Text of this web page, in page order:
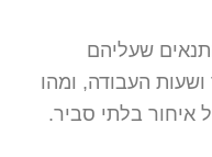
שעליהם
העבודה, ומהו
איחור בלתי סביר.